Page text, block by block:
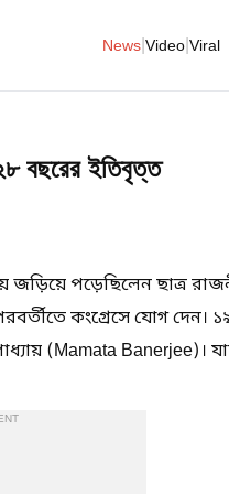
News Video Viral
বছরের ইতিবৃত্ত
জড়িয়ে পড়েছিলেন ছাত্র
কংগ্রেসে যোগ দেন।
(Mamata